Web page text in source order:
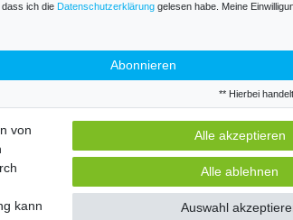
dass ich die Daten­schutz­erklärunggelesen habe. Meine
Abonnieren
** Hierbei
AGB Kontakt
von
kann
Alle akzeptieren
Alle ablehnen
Auswahl
Handwerk und Gewerbe. Preise zzgl. gesetzl.